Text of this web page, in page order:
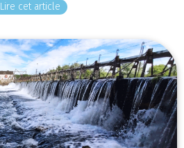
Lire cet article